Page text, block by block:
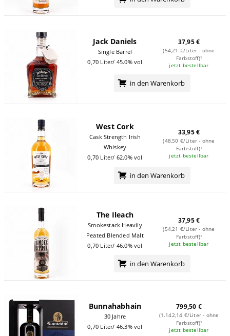
Jack Daniels
Single Barrel
0,70 Liter/ 45.0% vol
37,95 €
(54,21 €/Liter - ohne
Farbstoff)¹
jetzt bestellbar
in den Warenkorb
West Cork
Cask Strength Irish
Whiskey
0,70 Liter/ 62.0% vol
33,95 €
(48,50 €/Liter - ohne
Farbstoff)¹
jetzt bestellbar
in den Warenkorb
The Ileach
Smokestack Heavily
Peated Blended Malt
0,70 Liter/ 46.0% vol
37,95 €
(54,21 €/Liter - ohne
Farbstoff)¹
jetzt bestellbar
in den Warenkorb
Bunnahabhain
30 Jahre
0,70 Liter/ 46.3% vol
799,50 €
(1.142,14 €/Liter - ohne
Farbstoff)¹
jetzt bestellbar